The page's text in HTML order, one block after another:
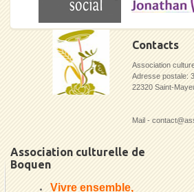
Contacts
Association
Adresse postale:
22320 Saint-
Mail -
Association culturelle de
Boquen
Vivre ensemble,